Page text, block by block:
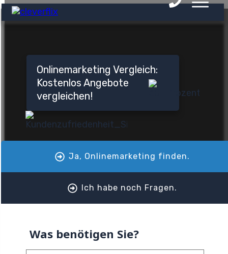
Onlinemarketing Vergleich:
Kostenlos Angebote
vergleichen!
Ja, Onlinemarketing finden.
Ich habe noch Fragen.
Was benötigen Sie?